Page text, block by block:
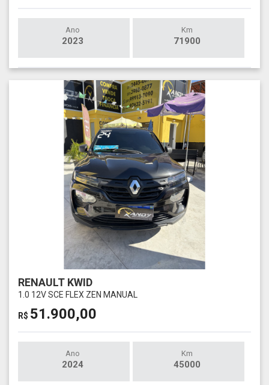
Ano
2023
Km
71900
RENAULT KWID
1.0 12V SCE FLEX ZEN MANUAL
R$ 51.900,00
Ano
2024
Km
45000